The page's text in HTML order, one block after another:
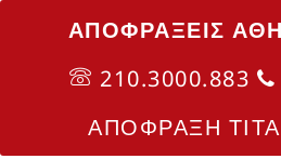
ΑΠΟΦΡΑΞΕΙΣ
210.3000.883
ΑΠΟΦΡΑΞΗ